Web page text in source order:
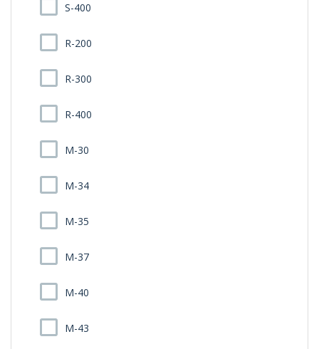
S-400
R-200
R-300
R-400
M-30
M-34
M-35
M-37
M-40
M-43